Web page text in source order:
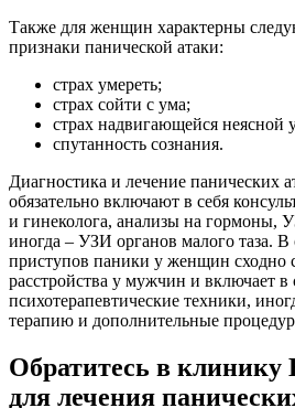
Также для женщин характерны
признаки панической атаки:
страх умереть;
страх сойти с ума;
страх надвигающейся неясной
спутанность сознания.
Диагностика и лечение панических
обязательно включают в себя
и гинеколога, анализы на гормоны,
иногда – УЗИ органов малого таза. В
приступов паники у женщин сходно
расстройства у мужчин и включает в
психотерапевтические техники,
терапию и дополнительные
Обратитесь в
для лечения